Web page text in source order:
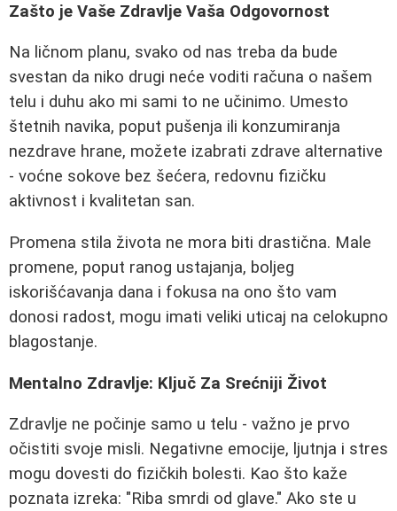
Zašto je Vaše Zdravlje Vaša Odgovornost
Na ličnom planu, svako od nas treba da bude
svestan da niko drugi neće voditi računa o našem
telu i duhu ako mi sami to ne učinimo. Umesto
štetnih navika, poput pušenja ili konzumiranja
nezdrave hrane, možete izabrati zdrave alternative
- voćne sokove bez šećera, redovnu fizičku
aktivnost i kvalitetan san.
Promena stila života ne mora biti drastična. Male
promene, poput ranog ustajanja, boljeg
iskorišćavanja dana i fokusa na ono što vam
donosi radost, mogu imati veliki uticaj na celokupno
blagostanje.
Mentalno Zdravlje: Ključ Za Srećniji Život
Zdravlje ne počinje samo u telu - važno je prvo
očistiti svoje misli. Negativne emocije, ljutnja i stres
mogu dovesti do fizičkih bolesti. Kao što kaže
poznata izreka: "Riba smrdi od glave." Ako ste u